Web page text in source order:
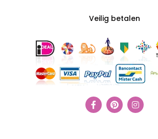
Veilig betalen
F
a
c
P
i
n
I
n
s